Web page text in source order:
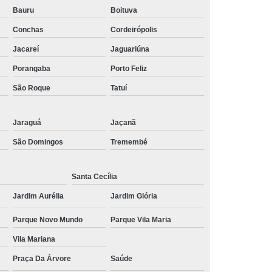
Tratamento de Estresse Pós Traumático
Tratamento Estresse Pós Traumático
Estresse Pós Traumático
Transtorno de Estresse
de Estresse Interior de São Paulo
de Estresse Pós Traumático
de Estresse São Paulo
de Estresse Pós Traumático
Tratamento de Síndrome do Pânico
Transtorno do Pânico
e Síndrome do Pânico
Síndrome do Pânico
Bauru Boituva
Conchas Cordeirópolis
Jacareí Jaguariúna
Porangaba Porto Feliz
São Roque Tatuí
Jaraguá Jaçanã
São Domingos Tremembé
Santa Cecília
Jardim Aurélia Jardim Glória
Parque Novo Mundo Parque Vila Maria
Vila Mariana
Praça Da Árvore Saúde